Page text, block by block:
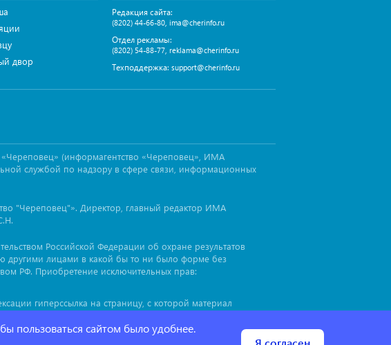
двор
Редакция сайта:
(8202) 44-66-80, ima@cherinfo.ru
Отдел рекламы:
(8202) 54-88-77, reklama@cherinfo.ru
Техподдержка: support@cherinfo.ru
(информагентство «Череповец», ИМА
службой по надзору в сфере связи, информационных
"Череповец"». Директор, главный редактор ИМА
Российской Федерации об охране результатов
другими лицами в какой бы то ни было форме без
РФ. Приобретение исключительных прав:
гиперссылка на страницу, с которой материал
пользоваться сайтом было удобнее.